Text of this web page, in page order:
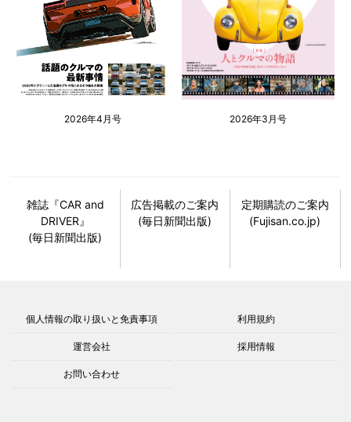
2026年4月号 2026年3月号
雑誌『CAR and
DRIVER』
(毎日新聞出版)
広告掲載のご案内
(毎日新聞出版)
定期購読のご案内
(Fujisan.co.jp)
個人情報の取り扱いと免責事項 利用規約
運営会社 採用情報
お問い合わせ